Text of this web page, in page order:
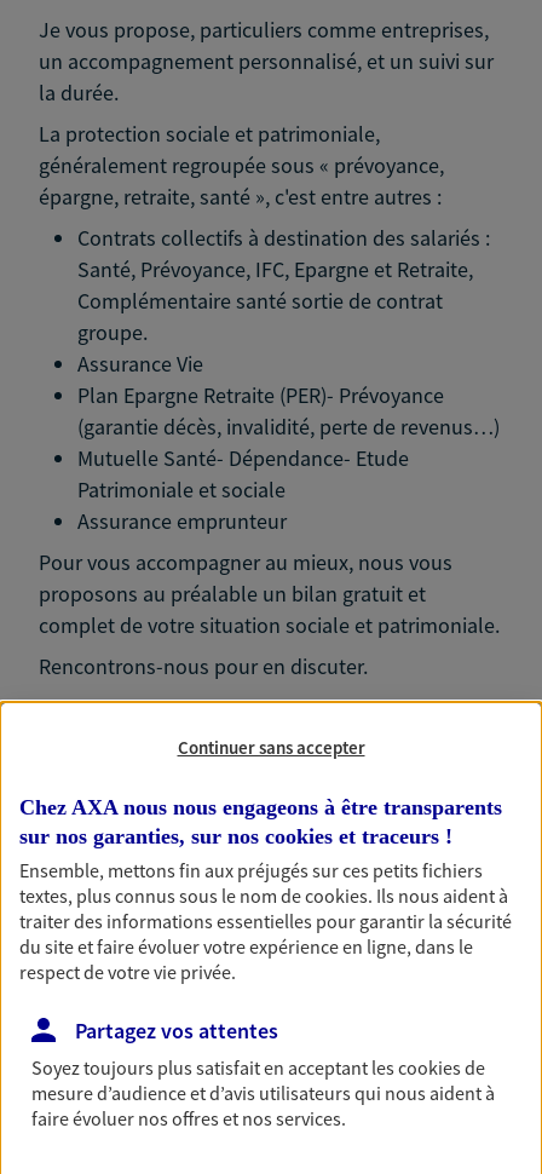
Je vous propose, particuliers comme entreprises,
un accompagnement personnalisé, et un suivi sur
la durée.
La protection sociale et patrimoniale,
généralement regroupée sous « prévoyance,
épargne, retraite, santé », c'est entre autres :
Contrats collectifs à destination des salariés :
Santé, Prévoyance, IFC, Epargne et Retraite,
Complémentaire santé sortie de contrat
groupe.
Assurance Vie
Plan Epargne Retraite (PER)- Prévoyance
(garantie décès, invalidité, perte de revenus…)
Mutuelle Santé- Dépendance- Etude
Patrimoniale et sociale
Assurance emprunteur
Pour vous accompagner au mieux, nous vous
proposons au préalable un bilan gratuit et
complet de votre situation sociale et patrimoniale.
Rencontrons-nous pour en discuter.
Nos expertises
Accompagner les
professionnels et les
Comme vous, nous sommes des indépendants. Nous
bâtissons ensemble des solutions cohérentes pour
protéger votre activité, vos collaborateurs... mais aussi
vous-même et votre famille.
Continuer sans accepter
Chez AXA nous nous engageons à être transparents
sur nos garanties, sur nos cookies et traceurs !
Ensemble, mettons fin aux préjugés sur ces petits fichiers
textes, plus connus sous le nom decookies. Ils nous aident à
traiter des informations essentielles pour garantir la sécurité
du site et faire évoluer votre expérience en ligne, dans le
respect de votre vie privée.
Partagez vos attentes
Soyez toujours plus satisfait en acceptant lescookiesde
mesure d’audience et d’avis utilisateurs qui nous aident à
faire évoluer nos offres et nos services.